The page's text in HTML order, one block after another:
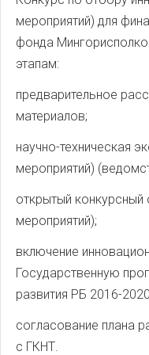
мероприятий) для
фонда
этапам:
предварительное
материалов;
научно-техническая
мероприятий)
открытый
мероприятий);
включение
Государственную
развития РБ 2016-
согласование плана
с ГКНТ.